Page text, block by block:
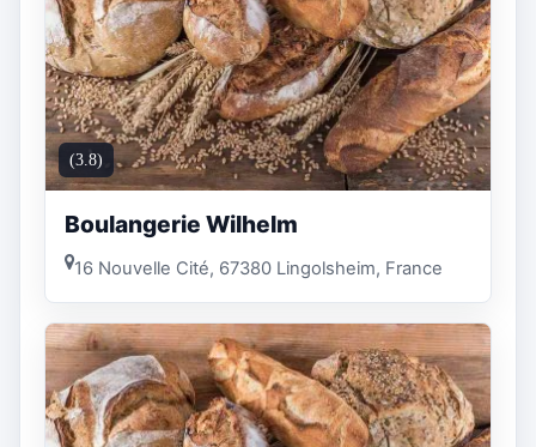
(3.8)
Boulangerie Wilhelm
16 Nouvelle Cité, 67380 Lingolsheim, France